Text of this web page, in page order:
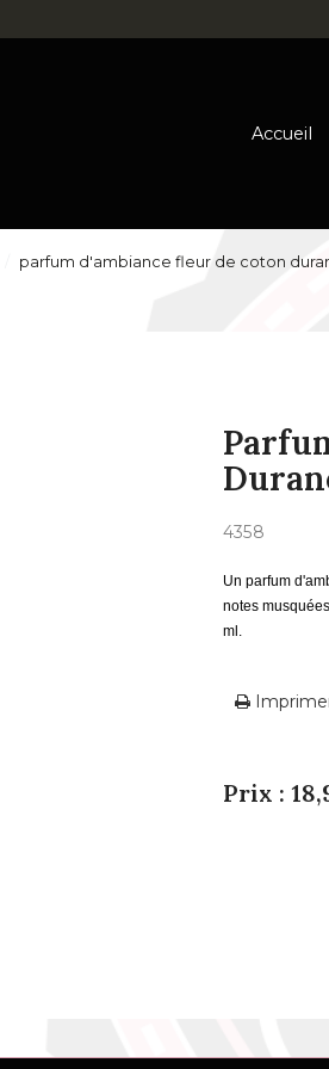
Accueil
parfum d'ambiance fleur de coton
4358
Un parfum
notes
ml.
Prix :